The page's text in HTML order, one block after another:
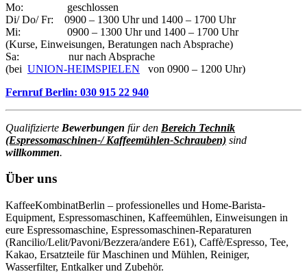
Mo: geschlossen
Di/ Do/ Fr: 0900 – 1300 Uhr und 1400 – 1700 Uhr
Mi: 0900 – 1300 Uhr und 1400 – 1700 Uhr
(Kurse, Einweisungen, Beratungen nach Absprache)
Sa: nur nach Absprache
(bei UNION-HEIMSPIELEN von 0900 – 1200 Uhr)
Fernruf Berlin: 030 915 22 940
Qualifizierte Bewerbungen für den Bereich Technik
(Espressomaschinen-/ Kaffeemühlen-Schrauben) sind
willkommen.
Über uns
KaffeeKombinatBerlin – professionelles und Home-Barista-
Equipment, Espressomaschinen, Kaffeemühlen, Einweisungen in
eure Espressomaschine, Espressomaschinen-Reparaturen
(Rancilio/Lelit/Pavoni/Bezzera/andere E61), Caffè/Espresso, Tee,
Kakao, Ersatzteile für Maschinen und Mühlen, Reiniger,
Wasserfilter, Entkalker und Zubehör.